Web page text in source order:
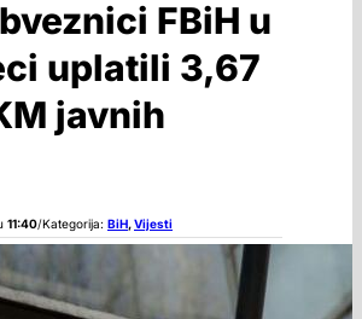
FBiH u
uplatili 3,67
javnih
11:40/Kategorija: BiH,Vijesti